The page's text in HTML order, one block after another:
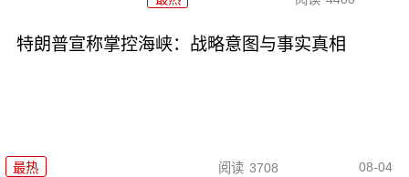
特朗普宣称掌控海峡：战略意图与事实真相
最热 阅读 3708 08-04